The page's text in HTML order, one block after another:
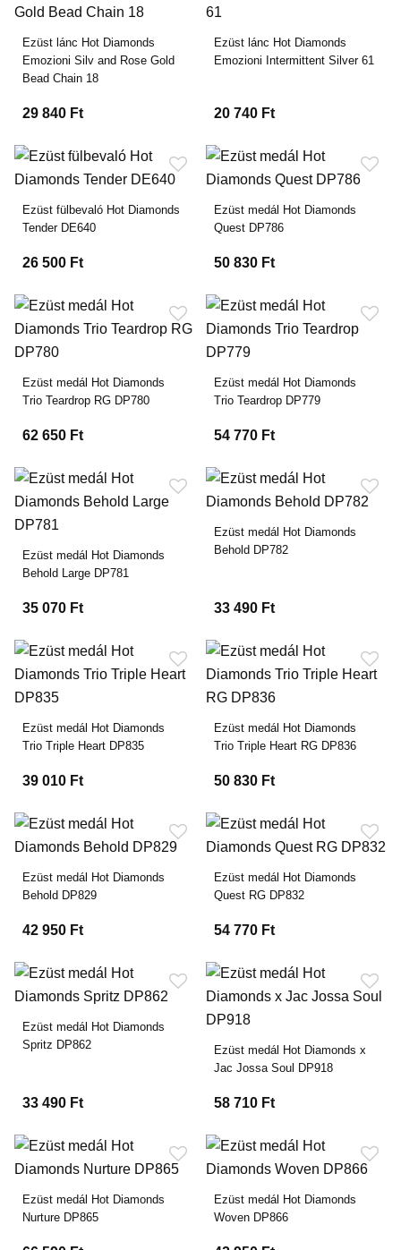
Ezüst lánc Hot Diamonds
Emozioni Silv and Rose Gold
Bead Chain 18
29 840 Ft
Ezüst lánc Hot Diamonds
Emozioni Intermittent Silver 61
20 740 Ft
Ezüst fülbevaló Hot Diamonds
Tender DE640
26 500 Ft
Ezüst medál Hot Diamonds
Quest DP786
50 830 Ft
Ezüst medál Hot Diamonds
Trio Teardrop RG DP780
62 650 Ft
Ezüst medál Hot Diamonds
Trio Teardrop DP779
54 770 Ft
Ezüst medál Hot Diamonds
Behold Large DP781
35 070 Ft
Ezüst medál Hot Diamonds
Behold DP782
33 490 Ft
Ezüst medál Hot Diamonds
Trio Triple Heart DP835
39 010 Ft
Ezüst medál Hot Diamonds
Trio Triple Heart RG DP836
50 830 Ft
Ezüst medál Hot Diamonds
Behold DP829
42 950 Ft
Ezüst medál Hot Diamonds
Quest RG DP832
54 770 Ft
Ezüst medál Hot Diamonds
Spritz DP862
33 490 Ft
Ezüst medál Hot Diamonds x
Jac Jossa Soul DP918
58 710 Ft
Ezüst medál Hot Diamonds
Nurture DP865
Ezüst medál Hot Diamonds
Woven DP866